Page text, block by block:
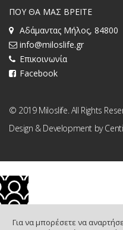
ΠΟΥ ΘΑ ΜΑΣ ΒΡΕΙΤΕ
Αδάμαντας Μήλος, 84800
info@miloslife.gr
Επικοινωνία
Facebook
© 2019 Miloslife. All Rights
Design & Development by
Για να μπορέσετε να